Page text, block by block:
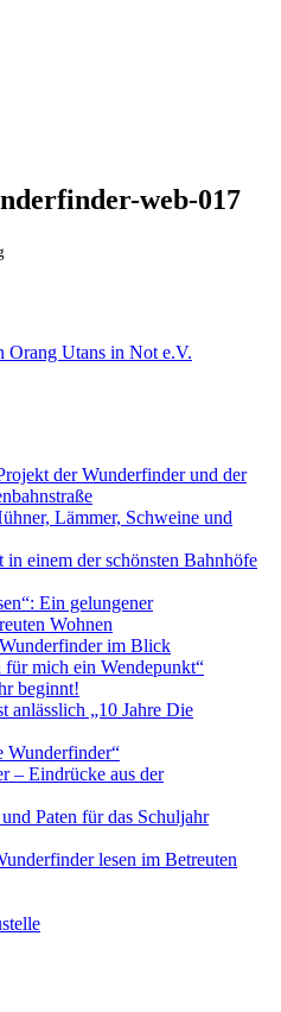
web-017
Orang Utans in Not e.V.
der Wunderfinder und der
Lämmer, Schweine und
einem der schönsten Bahnhöfe
Ein gelungener
Wohnen
im Blick
mich ein Wendepunkt“
beginnt!
anlässlich „10 Jahre Die
Wunderfinder“
– Eindrücke aus der
Paten für das Schuljahr
lesen im Betreuten